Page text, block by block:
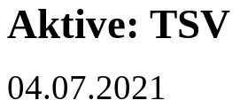
Aktive:
04.07.2021